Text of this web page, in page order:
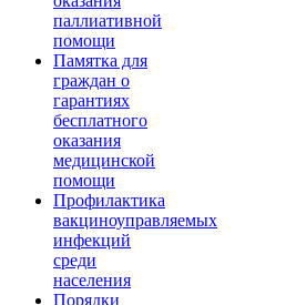
паллиативной
помощи
Памятка для
граждан о
гарантиях
бесплатного
оказания
медицинской
помощи
Профилактика
вакциноуправляемых
инфекций
среди
населения
Порядки